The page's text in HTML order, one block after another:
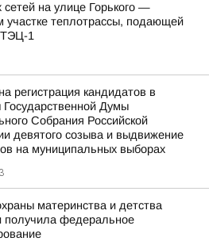
сетей на улице Горького —
участке теплотрассы, подающей
1
регистрация кандидатов в
Государственной Думы
Собрания Российской
девятого созыва и выдвижение
на муниципальных выборах
материнства и детства
получила федеральное